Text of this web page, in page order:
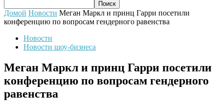
Домой Новости Меган Маркл и принц Гарри посетили
конференцию по вопросам гендерного равенства
Новости
Новости шоу-бизнеса
Меган Маркл и принц Гарри посетили
конференцию по вопросам гендерного
равенства